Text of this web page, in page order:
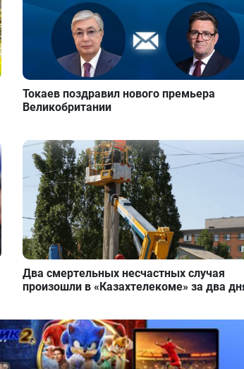
Токаев поздравил нового премьера
Великобритании
Два смертельных несчастных случая
произошли в «Казахтелекоме» за два